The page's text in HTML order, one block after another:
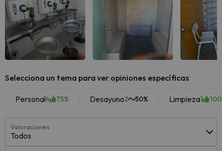
Selecciona un tema para ver opiniones específicas
Personal4 75% Desayuno2 50% Limpieza1
Valoraciones
Todos